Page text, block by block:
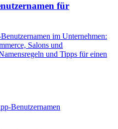
für
im Unternehmen:
Salons und
und Tipps für einen